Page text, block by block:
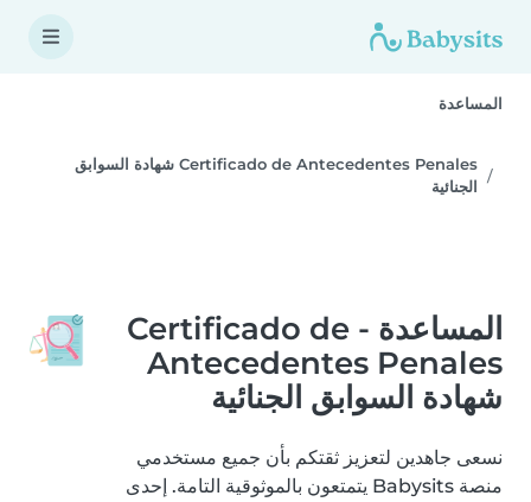
المساعدة
Certificado de Antecedentes Penales شهادة السوابق
الجنائية
المساعدة - Certificado de
Antecedentes Penales
شهادة السوابق الجنائية
نسعى جاهدين لتعزيز ثقتكم بأن جميع مستخدمي
منصة Babysits يتمتعون بالموثوقية التامة. إحدى